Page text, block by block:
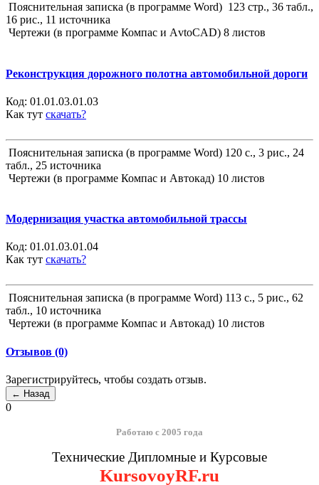
Пояснительная записка (в программе Word) 123 стр., 36 табл.,
16 рис., 11 источника
Чертежи (в программе Компас и АvtoCAD) 8 листов
Реконструкция дорожного полотна автомобильной дороги
Код: 01.01.03.01.03
Как тут скачать?
Пояснительная записка (в программе Word) 120 с., 3 рис., 24
табл., 25 источника
Чертежи (в программе Компас и Автокад) 10 листов
Модернизация участка автомобильной трассы
Код: 01.01.03.01.04
Как тут скачать?
Пояснительная записка (в программе Word) 113 с., 5 рис., 62
табл., 10 источника
Чертежи (в программе Компас и Автокад) 10 листов
Отзывов (0)
Зарегистрируйтесь, чтобы создать отзыв.
0
Работаю с 2005 года
Технические Дипломные и Курсовые
KursovoyRF.ru